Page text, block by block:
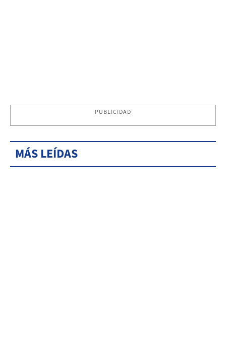
PUBLICIDAD
MÁS LEÍDAS